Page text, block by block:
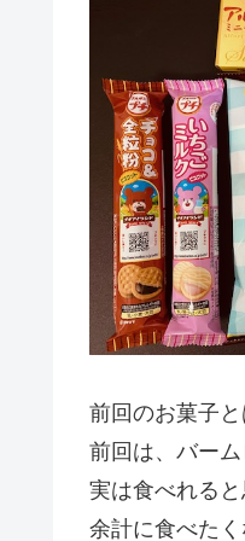
前回のお菓子と
前回は、バー
実は食べれる
余計に食べた